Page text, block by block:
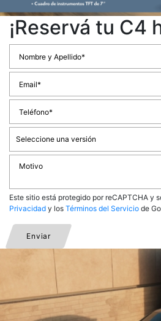
¡Reservá tu C4
Este sitio está protegido por reCAPTCHA y
Privacidad y los Términos del Servicio de
Enviar